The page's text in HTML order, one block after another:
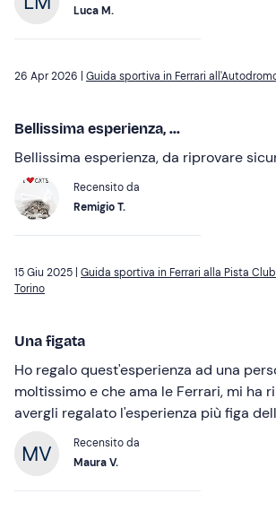
Luca M.
26 Apr 2026 | Guida sportiva in Ferrari
Bellissima esperienza, ...
Bellissima esperienza, da riprovare
Recensito da
Remigio T.
15 Giu 2025 | Guida sportiva in Ferrari alla Pista
Torino
Una figata
Ho regalo quest'esperienza ad una
moltissimo e che ama le Ferrari, mi ha
avergli regalato l'esperienza più figa
Recensito da
Maura V.